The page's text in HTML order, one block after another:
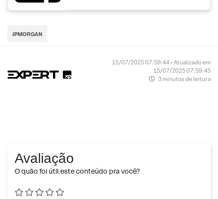
JPMORGAN
15/07/2025 07:59:44 • Atualizado em
15/07/2025 07:59:45
3 minutos de leitura
Avaliação
O quão foi útil este conteúdo pra você?